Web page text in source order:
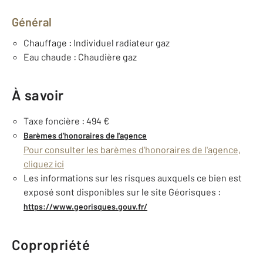
Général
Chauffage : Individuel radiateur gaz
Eau chaude : Chaudière gaz
À savoir
Taxe foncière : 494 €
Barèmes d'honoraires de l'agence
Pour consulter les barèmes d'honoraires de l'agence,
cliquez ici
Les informations sur les risques auxquels ce bien est
exposé sont disponibles sur le site Géorisques :
https://www.georisques.gouv.fr/
Copropriété